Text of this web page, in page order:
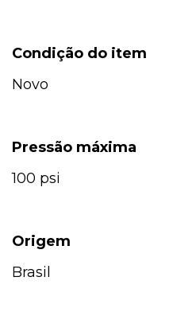
Condição do item
Novo
Pressão máxima
100 psi
Origem
Brasil